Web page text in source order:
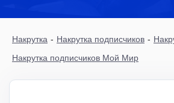
Накрутка - Накрутка подписчиков -
Накрутка подписчиков Мой Мир